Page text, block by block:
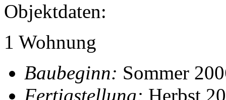
Objektdaten:
1 Wohnung
Baubeginn: Sommer
Fertigstellung: Herbst